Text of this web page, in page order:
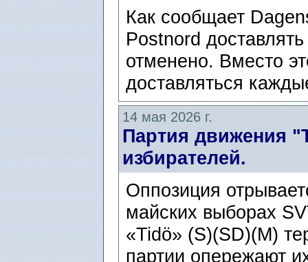
Как сообщает
Postnord
отменено. Вместо
доставляться
14 мая 2026 г.
Партия движения
избирателей.
Оппозиция
майских выборах
«Tidö» (S)(SD)(M)
партии опережают